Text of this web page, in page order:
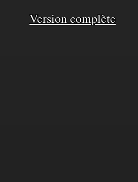
Version complète